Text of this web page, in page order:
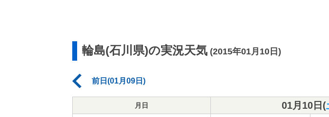
輪島(石川県)の実況天気 (2015年01月10日)
前日(01月09日)
月日 01月10日(